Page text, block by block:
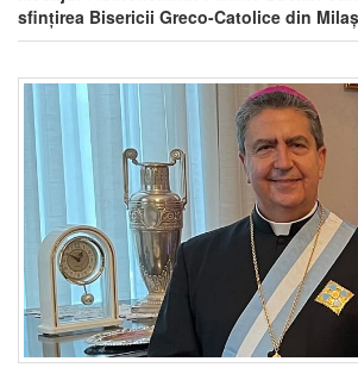
sfințirea Bisericii Greco-Catolice din Milaș